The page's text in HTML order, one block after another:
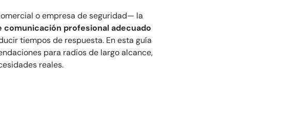
o empresa de seguridad— la
comunicación profesional adecuado
tiempos de respuesta. En esta guía
para radios de largo alcance,
reales.